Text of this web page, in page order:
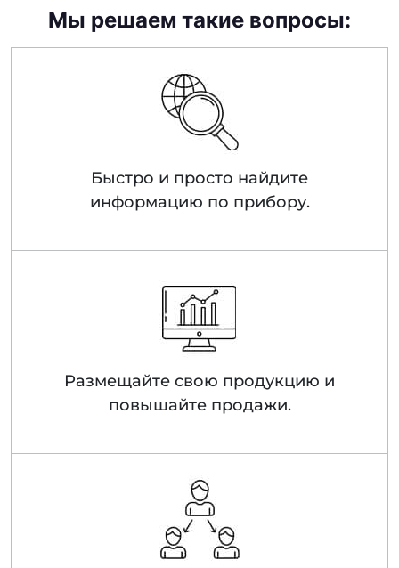
Мы решаем такие вопросы:
Быстро и просто найдите
информацию по прибору.
Размещайте свою продукцию и
повышайте продажи.